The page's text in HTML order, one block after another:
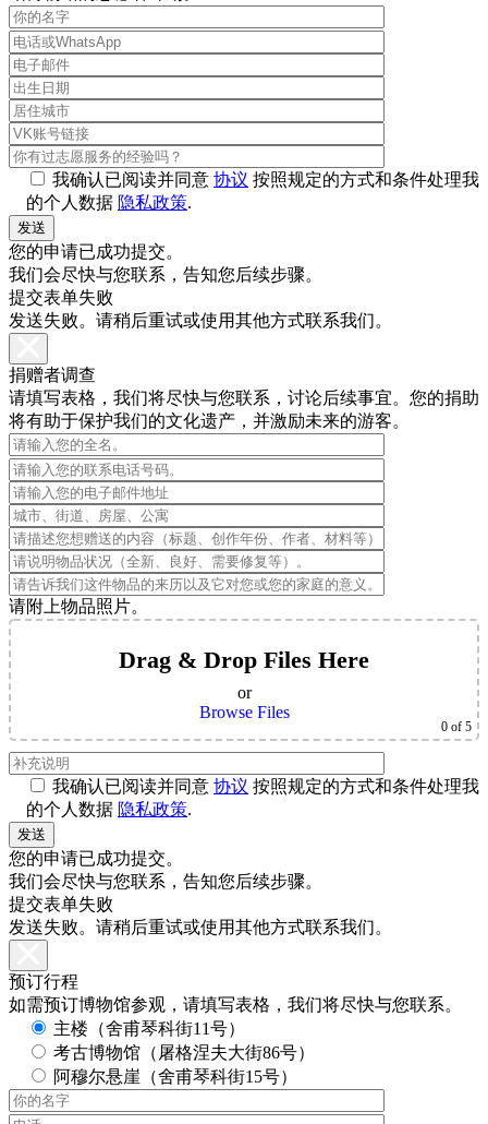
我确认已阅读并同意 协议 按照规定的方式和条件处理我
的个人数据 隐私政策.
您的申请已成功提交。
我们会尽快与您联系，告知您后续步骤。
提交表单失败
发送失败。请稍后重试或使用其他方式联系我们。
捐赠者调查
请填写表格，我们将尽快与您联系，讨论后续事宜。您的捐助
将有助于保护我们的文化遗产，并激励未来的游客。
请附上物品照片。
Drag & Drop Files Here
or
Browse Files
0 of 5
我确认已阅读并同意 协议 按照规定的方式和条件处理我
的个人数据 隐私政策.
您的申请已成功提交。
我们会尽快与您联系，告知您后续步骤。
提交表单失败
发送失败。请稍后重试或使用其他方式联系我们。
预订行程
如需预订博物馆参观，请填写表格，我们将尽快与您联系。
主楼（舍甫琴科街11号）
考古博物馆（屠格涅夫大街86号）
阿穆尔悬崖（舍甫琴科街15号）